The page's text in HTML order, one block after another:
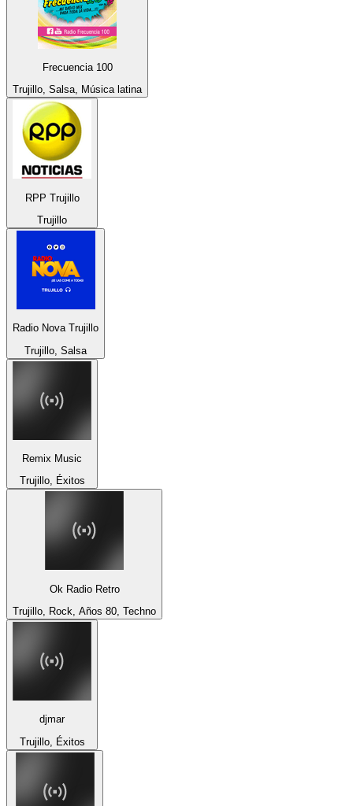
Frecuencia 100
Trujillo, Salsa, Música latina
RPP Trujillo
Trujillo
Radio Nova Trujillo
Trujillo, Salsa
Remix Music
Trujillo, Éxitos
Ok Radio Retro
Trujillo, Rock, Años 80, Techno
djmar
Trujillo, Éxitos